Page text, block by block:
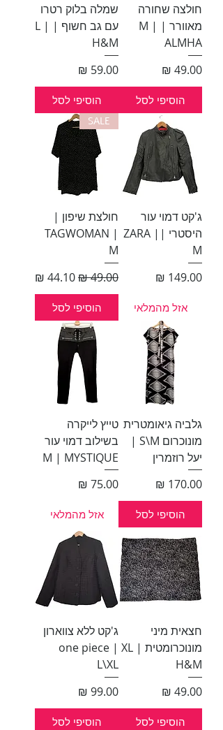
חולצה שחורה
מאוורר | M |
ALMHA
מחיר
הוסיפי לסל
שמלה בלוק רטרו
עם גב חשוף | L |
H&M
מחיר
הוסיפי לסל
ג'קט דמוי עור
היסטרי |ZARA |
M
מחיר
אזל מהמלאי
SALE
חולצת שיפון |
TAGWOMAN |
M
מחיר רגילמחיר מבצע
הוסיפי לסל
גלביה גיאומטרית
מונוכרום S\M |
יעל רוזמרין
מחיר
הוסיפי לסל
טייץ לייקרה
בשילוב דמוי עור
M | MYSTIQUE
מחיר
אזל מהמלאי
חצאית מיני
מונוכרומטית XL |
H&M
מחיר
הוסיפי לסל
ג'קט ללא צווארון
one piece |
L\XL
מחיר
הוסיפי לסל